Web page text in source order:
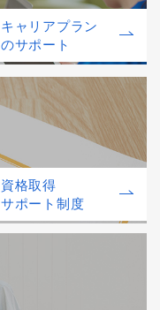
キャリアプラン
のサポート
資格取得
サポート制度